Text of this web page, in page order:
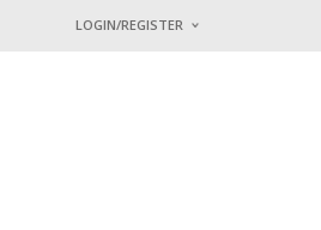
LOGIN/REGISTER